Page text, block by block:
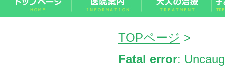
TOPページ >
Fatal error: